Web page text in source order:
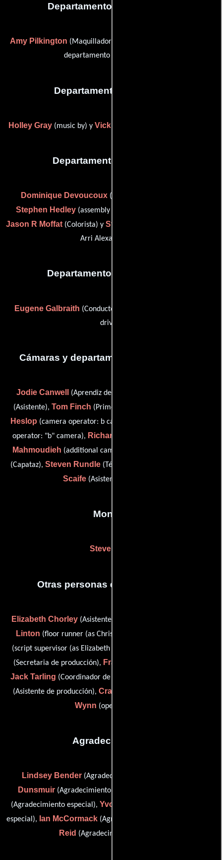
Departamento de maquillaje
Amy Pilkington (Maquilladora) y
departamento de maquillaje)
Departamento de musica
Holley Gray (music by) y Vicki Williams
Departamento de editorial
Dominique Devoucoux(post production supervisor),
Stephen Hedley (assembly editor / first assistant editor),
Jason R Moffat(Colorista) y Steven Rundle
Arri Alexa footage)
Departamento de transporte
Eugene Galbraith (Conductor) y
driver)
Cámaras y departamento de electricidad
Jodie Canwell (Aprendiz de camarógrafo),
(Asistente), Tom Finch (Primer asistente de cámara),
Heslop (camera operator: b cam),
operator: "b" camera), Richard Keyser
Mahmoudieh (additional camera operator),
(Capataz), Steven Rundle(Técnico de imagen digital) y
Scaife (Asistente de cámara)
Montaje
Steve Clark
Otras personas que participaron
Elizabeth Chorley (Asistente de producción),
Linton (floor runner (as Chris Andrew)),
(script supervisor (as Elizabeth Pritchard)),
(Secretaria de producción), Francesca Sardone
Jack Tarling (Coordinador de produccion),
(Asistente de producción), Craig Willis
Wynn (opening titles)
Agradecimientos
Lindsey Bender (Agradecimiento especial),
Dunsmuir (Agradecimiento especial),
(Agradecimiento especial), Yvonne Griggs
especial), Ian McCormack (Agradecimiento especial) y
Reid (Agradecimiento especial)